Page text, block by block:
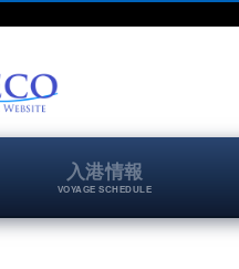
入港情報
VOYAGE SCHEDULE